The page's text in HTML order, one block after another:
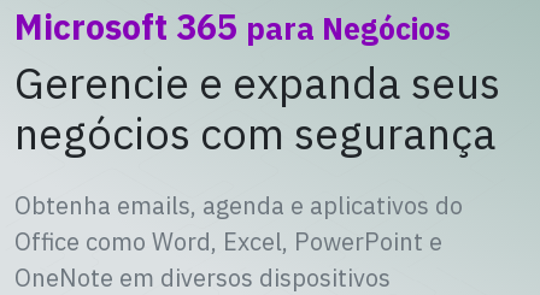
Microsoft 365 para Negócios
Gerencie e expanda seus
negócios com segurança
Obtenha emails, agenda e aplicativos do
Office como Word, Excel, PowerPoint e
OneNote em diversos dispositivos